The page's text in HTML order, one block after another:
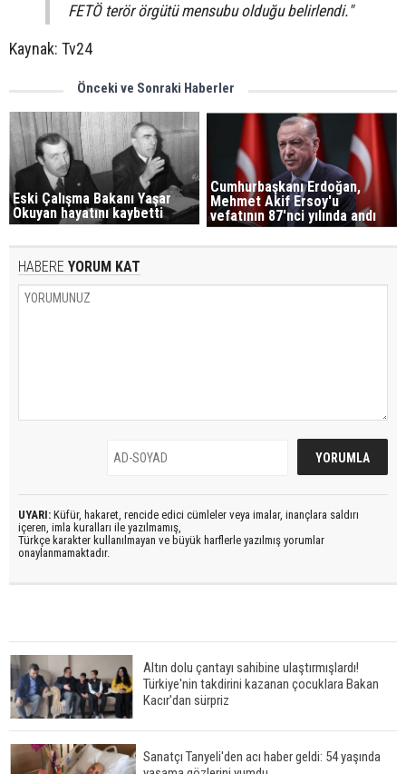
FETÖ terör örgütü mensubu olduğu belirlendi."
Kaynak: Tv24
Önceki ve Sonraki Haberler
Eski Çalışma Bakanı Yaşar
Okuyan hayatını kaybetti
Cumhurbaşkanı Erdoğan,
Mehmet Akif Ersoy'u
vefatının 87'nci yılında andı
HABERE YORUM KAT
UYARI: Küfür, hakaret, rencide edici cümleler veya imalar, inançlara saldırı
içeren, imla kuralları ile yazılmamış,
Türkçe karakter kullanılmayan ve büyük harflerle yazılmış yorumlar
onaylanmamaktadır.
Altın dolu çantayı sahibine ulaştırmışlardı!
Türkiye'nin takdirini kazanan çocuklara Bakan
Kacır'dan sürpriz
Sanatçı Tanyeli'den acı haber geldi: 54 yaşında